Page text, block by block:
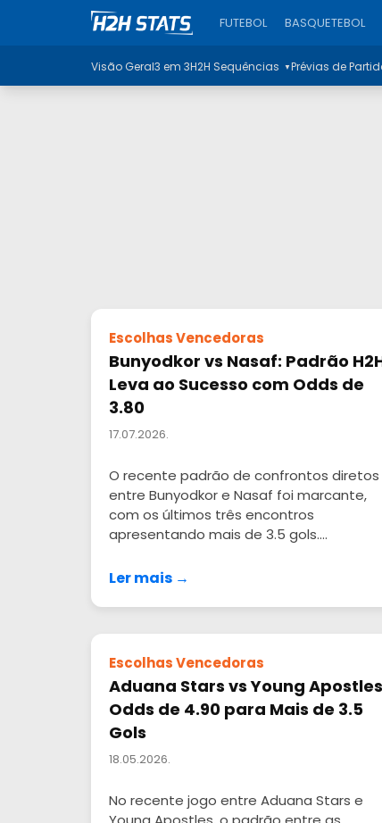
FUTEBOL BASQUETEBOL
Visão Geral3 em 3H2H Sequências ▼Prévias de
Escolhas Vencedoras
Bunyodkor vs Nasaf: Padrão
Leva ao Sucesso com Odds de
3.80
17.07.2026.
O recente padrão de confrontos diretos
entre Bunyodkor e Nasaf foi marcante,
com os últimos três encontros
apresentando mais de 3.5 gols....
Ler mais →
Escolhas Vencedoras
Aduana Stars vs Young
Odds de 4.90 para Mais de 3.5
Gols
18.05.2026.
No recente jogo entre Aduana Stars e